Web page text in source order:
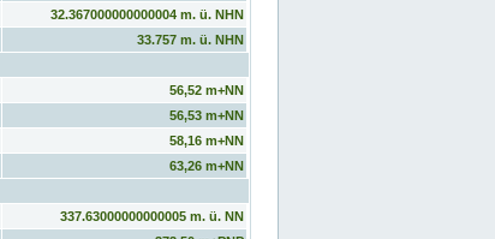
32.367000000000004 m. ü. NHN
33.757 m. ü. NHN
56,52 m+NN
56,53 m+NN
58,16 m+NN
63,26 m+NN
337.63000000000005 m. ü. NN